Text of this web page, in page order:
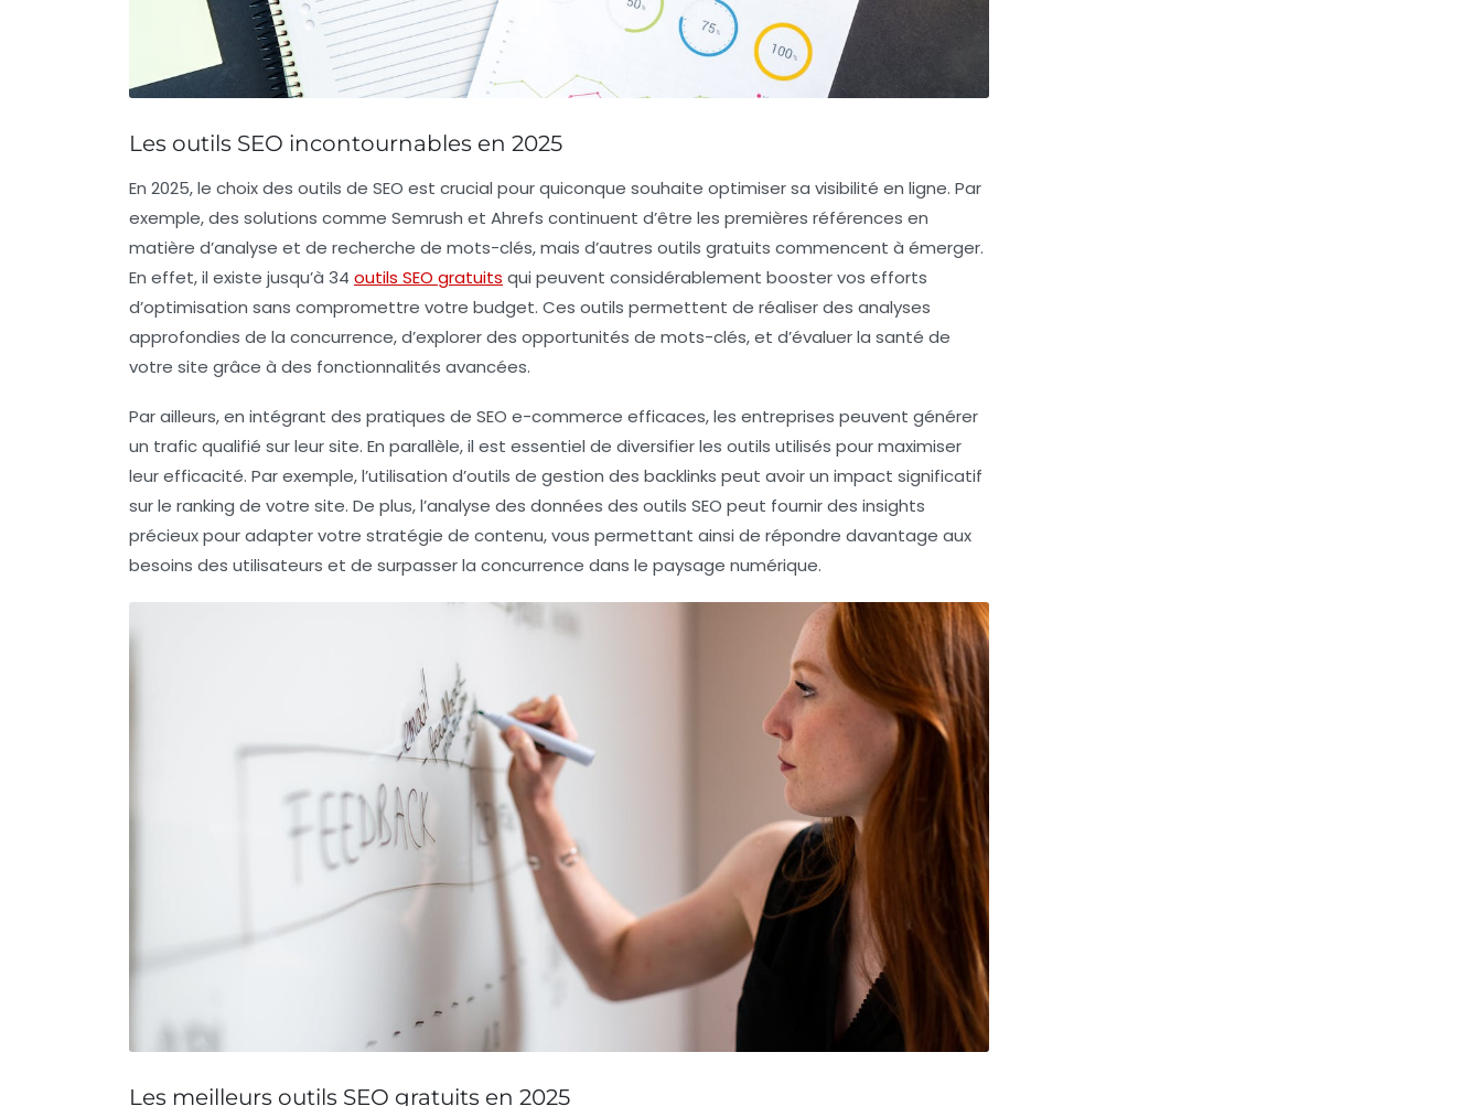
Les outils SEO incontournables en 2025
En 2025, le choix des outils de SEO est crucial pour quiconque souhaite optimiser sa visibilité en ligne. Par
exemple, des solutions comme Semrush et Ahrefs continuent d’être les premières références en
matière d’analyse et de recherche de mots-clés, mais d’autres outils gratuits commencent à émerger.
En effet, il existe jusqu’à 34 outils SEO gratuits qui peuvent considérablement booster vos efforts
d’optimisation sans compromettre votre budget. Ces outils permettent de réaliser des analyses
approfondies de la concurrence, d’explorer des opportunités de mots-clés, et d’évaluer la santé de
votre site grâce à des fonctionnalités avancées.
Par ailleurs, en intégrant des pratiques de SEO e-commerce efficaces, les entreprises peuvent générer
un trafic qualifié sur leur site. En parallèle, il est essentiel de diversifier les outils utilisés pour maximiser
leur efficacité. Par exemple, l’utilisation d’outils de gestion des backlinks peut avoir un impact significatif
sur le ranking de votre site. De plus, l’analyse des données des outils SEO peut fournir des insights
précieux pour adapter votre stratégie de contenu, vous permettant ainsi de répondre davantage aux
besoins des utilisateurs et de surpasser la concurrence dans le paysage numérique.
Les meilleurs outils SEO gratuits en 2025